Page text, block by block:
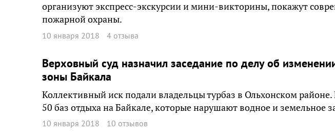
организуют экспресс-экскурсии и мини-викторины, покажут
пожарной охраны.
10 января 2018 4 отзыва
Верховный суд назначил заседание по делу об
зоны Байкала
Коллективный иск подали владельцы турбаз в Ольхонском
50 баз отдыха на Байкале, которые нарушают водное и земельное
10 января 2018 10 отзывов